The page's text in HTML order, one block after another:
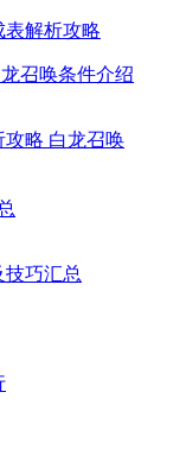
召唤条件介绍